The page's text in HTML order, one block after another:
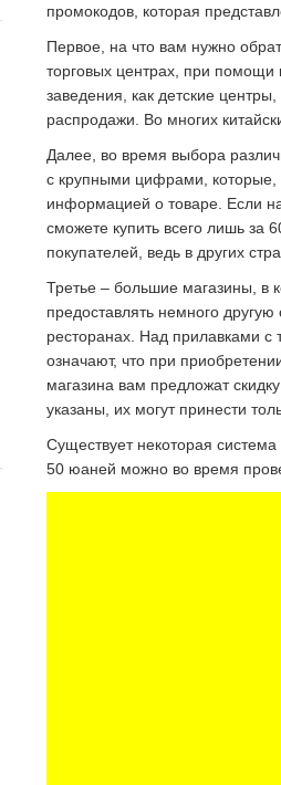
промокодов, которая
Первое, на что вам нужно
торговых центрах, при помощи
заведения, как детские
распродажи. Во многих
Далее, во время выбора
с крупными цифрами, которые,
информацией о товаре. Если
сможете купить всего лишь за
покупателей, ведь в других
Третье – большие магазины, в
предоставлять немного
ресторанах. Над прилавками
означают, что при
магазина вам предложат
указаны, их могут принести
Существует некоторая
50 юаней можно во время